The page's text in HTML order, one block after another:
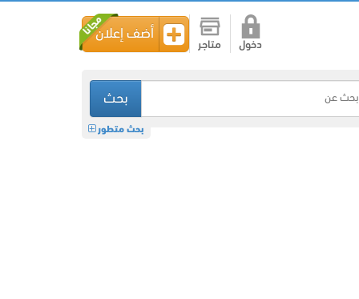
دخول متاجر
أضف إعلان
بحث
بحث متطور